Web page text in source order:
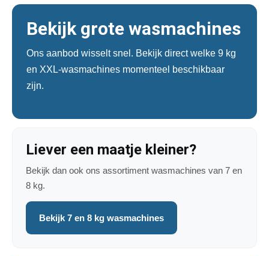
Bekijk grote wasmachines
Ons aanbod wisselt snel. Bekijk direct welke 9 kg
en XXL-wasmachines momenteel beschikbaar
zijn.
Liever een maatje kleiner?
Bekijk dan ook ons assortiment wasmachines van 7 en
8 kg.
Bekijk 7 en 8 kg wasmachines